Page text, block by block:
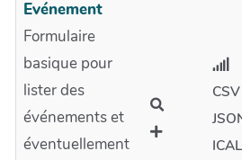
Evénement
Formulaire
basique pour
lister des
événements et
éventuellement
CSV
ICAL